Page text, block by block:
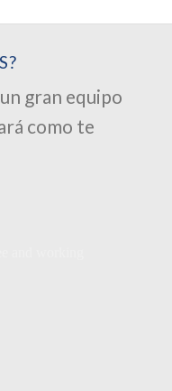
gran equipo
como te